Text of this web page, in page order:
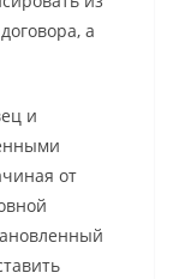
а
и
от